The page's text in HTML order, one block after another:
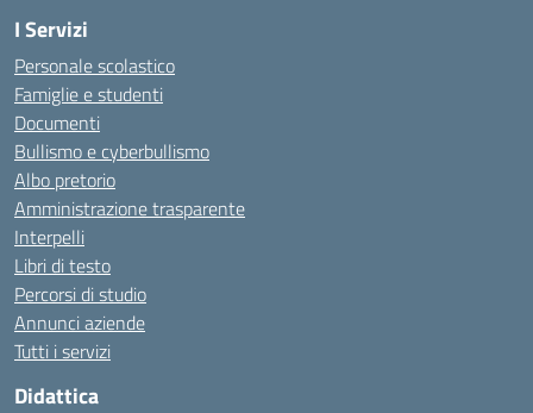
I Servizi
Personale scolastico
Famiglie e studenti
Documenti
Bullismo e cyberbullismo
Albo pretorio
Amministrazione trasparente
Interpelli
Libri di testo
Percorsi di studio
Annunci aziende
Tutti i servizi
Didattica